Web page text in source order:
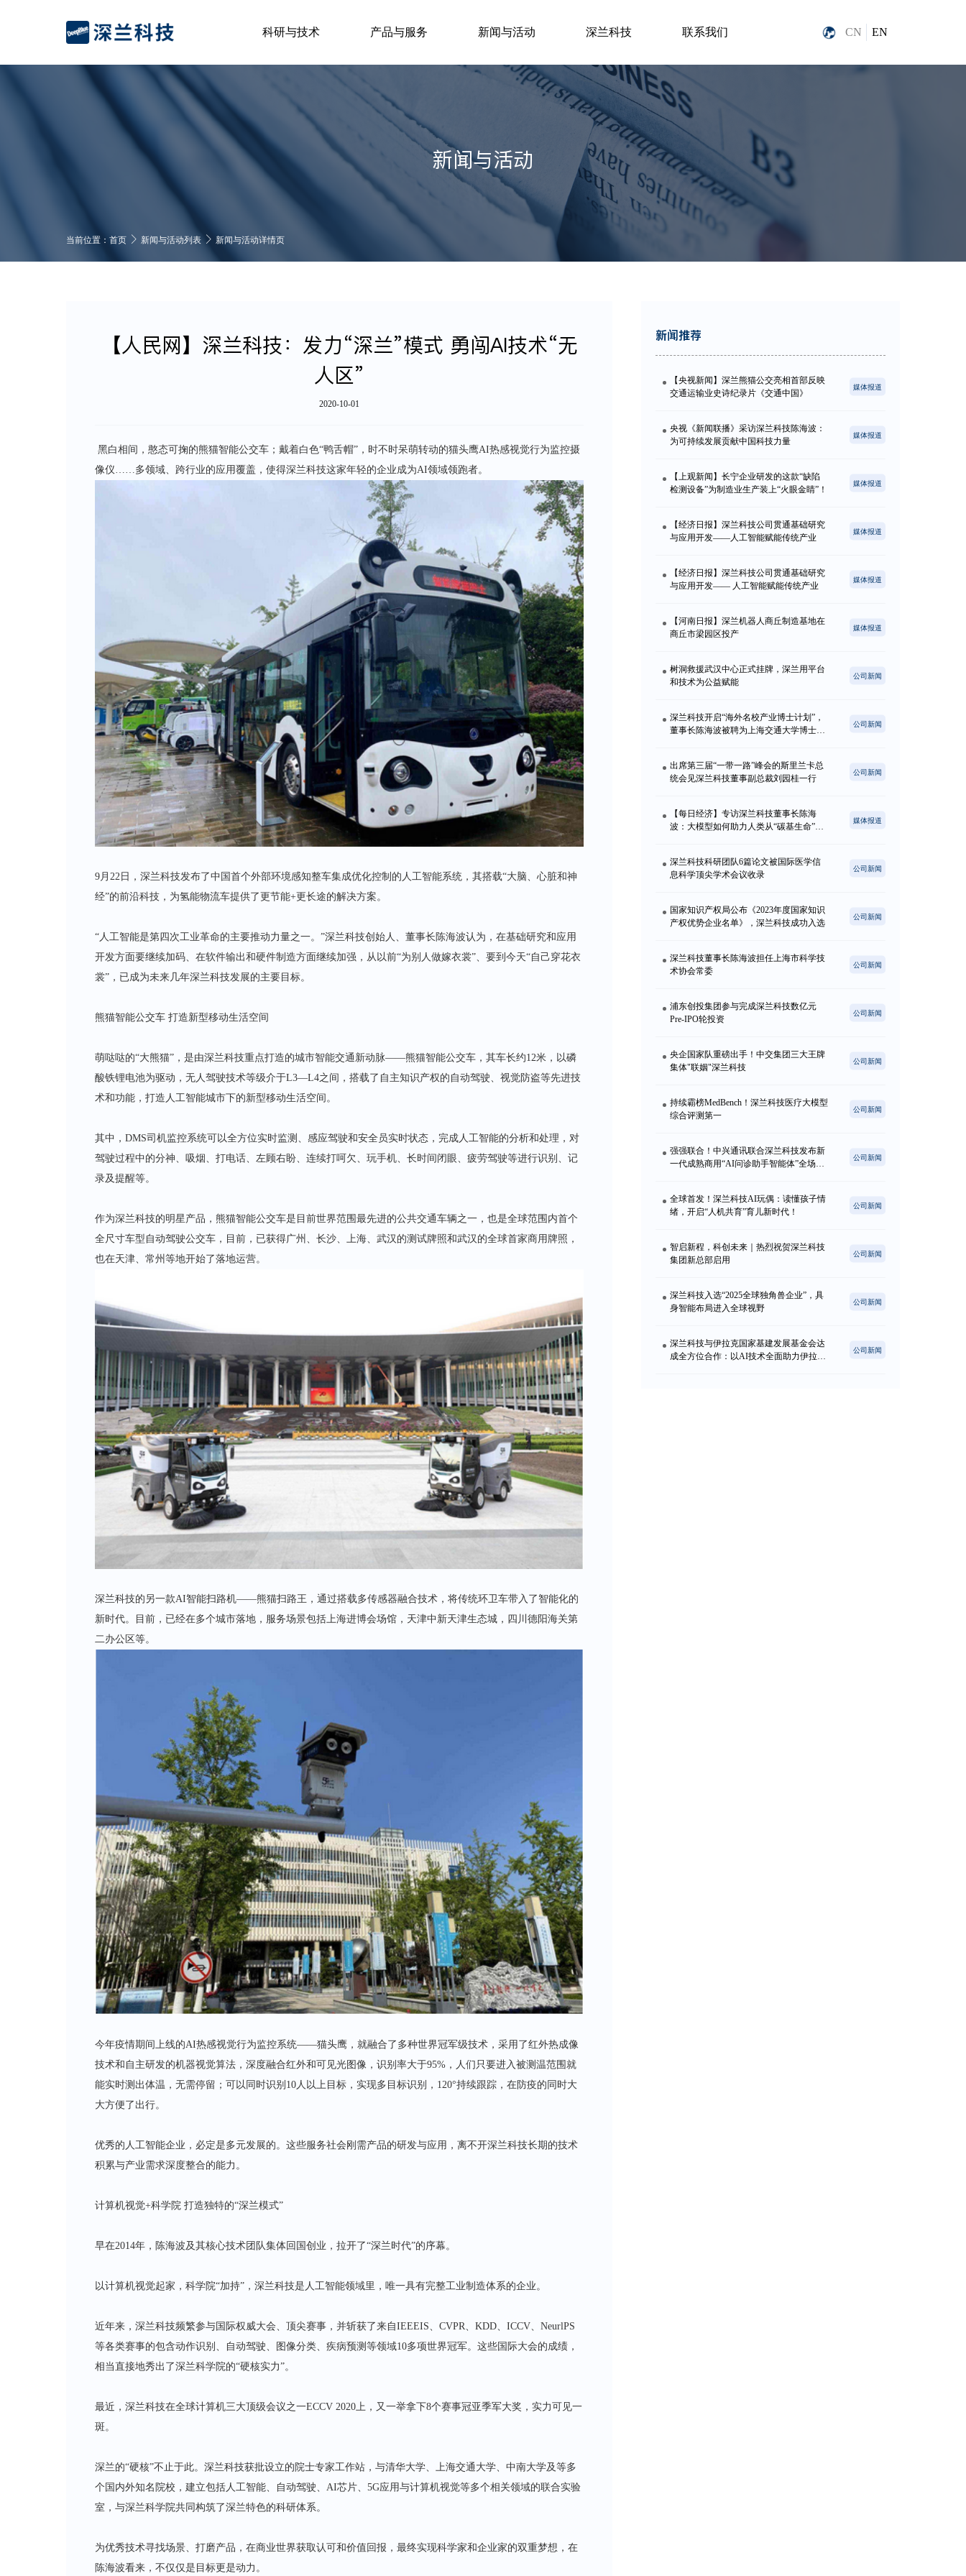
科研与技术 产品与服务 新闻与活动 深兰科技 联系我们 CN EN
新闻与活动
当前位置： 首页 新闻与活动列表 新闻与活动详情页
【人民网】深兰科技：发力“深兰”模式 勇闯AI技术“无
人区”
2020-10-01
黑白相间，憨态可掬的熊猫智能公交车；戴着白色“鸭舌帽”，时不时呆萌转动的猫头鹰AI热感视觉行为监控摄
像仪……多领域、跨行业的应用覆盖，使得深兰科技这家年轻的企业成为AI领域领跑者。
9月22日，深兰科技发布了中国首个外部环境感知整车集成优化控制的人工智能系统，其搭载“大脑、心脏和神
经”的前沿科技，为氢能物流车提供了更节能+更长途的解决方案。
“人工智能是第四次工业革命的主要推动力量之一。”深兰科技创始人、董事长陈海波认为，在基础研究和应用
开发方面要继续加码、在软件输出和硬件制造方面继续加强，从以前“为别人做嫁衣裳”、要到今天“自己穿花衣
裳”，已成为未来几年深兰科技发展的主要目标。
熊猫智能公交车 打造新型移动生活空间
萌哒哒的“大熊猫”，是由深兰科技重点打造的城市智能交通新动脉——熊猫智能公交车，其车长约12米，以磷
酸铁锂电池为驱动，无人驾驶技术等级介于L3—L4之间，搭载了自主知识产权的自动驾驶、视觉防盗等先进技
术和功能，打造人工智能城市下的新型移动生活空间。
其中，DMS司机监控系统可以全方位实时监测、感应驾驶和安全员实时状态，完成人工智能的分析和处理，对
驾驶过程中的分神、吸烟、打电话、左顾右盼、连续打呵欠、玩手机、长时间闭眼、疲劳驾驶等进行识别、记
录及提醒等。
作为深兰科技的明星产品，熊猫智能公交车是目前世界范围最先进的公共交通车辆之一，也是全球范围内首个
全尺寸车型自动驾驶公交车，目前，已获得广州、长沙、上海、武汉的测试牌照和武汉的全球首家商用牌照，
也在天津、常州等地开始了落地运营。
深兰科技的另一款AI智能扫路机——熊猫扫路王，通过搭载多传感器融合技术，将传统环卫车带入了智能化的
新时代。目前，已经在多个城市落地，服务场景包括上海进博会场馆，天津中新天津生态城，四川德阳海关第
二办公区等。
今年疫情期间上线的AI热感视觉行为监控系统——猫头鹰，就融合了多种世界冠军级技术，采用了红外热成像
技术和自主研发的机器视觉算法，深度融合红外和可见光图像，识别率大于95%，人们只要进入被测温范围就
能实时测出体温，无需停留；可以同时识别10人以上目标，实现多目标识别，120°持续跟踪，在防疫的同时大
大方便了出行。
优秀的人工智能企业，必定是多元发展的。这些服务社会刚需产品的研发与应用，离不开深兰科技长期的技术
积累与产业需求深度整合的能力。
计算机视觉+科学院 打造独特的“深兰模式”
早在2014年，陈海波及其核心技术团队集体回国创业，拉开了“深兰时代”的序幕。
以计算机视觉起家，科学院“加持”，深兰科技是人工智能领域里，唯一具有完整工业制造体系的企业。
近年来，深兰科技频繁参与国际权威大会、顶尖赛事，并斩获了来自IEEEIS、CVPR、KDD、ICCV、NeurlPS
等各类赛事的包含动作识别、自动驾驶、图像分类、疾病预测等领域10多项世界冠军。这些国际大会的成绩，
相当直接地秀出了深兰科学院的“硬核实力”。
最近，深兰科技在全球计算机三大顶级会议之一ECCV 2020上，又一举拿下8个赛事冠亚季军大奖，实力可见一
斑。
深兰的“硬核”不止于此。深兰科技获批设立的院士专家工作站，与清华大学、上海交通大学、中南大学及等多
个国内外知名院校，建立包括人工智能、自动驾驶、AI芯片、5G应用与计算机视觉等多个相关领域的联合实验
室，与深兰科学院共同构筑了深兰特色的科研体系。
为优秀技术寻找场景、打磨产品，在商业世界获取认可和价值回报，最终实现科学家和企业家的双重梦想，在
陈海波看来，不仅仅是目标更是动力。
新闻推荐
【央视新闻】深兰熊猫公交亮相首部反映
交通运输业史诗纪录片《交通中国》
媒体报道
央视《新闻联播》采访深兰科技陈海波：
为可持续发展贡献中国科技力量
媒体报道
【上观新闻】长宁企业研发的这款“缺陷
检测设备”为制造业生产装上“火眼金睛”！
媒体报道
【经济日报】深兰科技公司贯通基础研究
与应用开发——人工智能赋能传统产业
媒体报道
【经济日报】深兰科技公司贯通基础研究
与应用开发—— 人工智能赋能传统产业
媒体报道
【河南日报】深兰机器人商丘制造基地在
商丘市梁园区投产
媒体报道
树洞救援武汉中心正式挂牌，深兰用平台
和技术为公益赋能
公司新闻
深兰科技开启“海外名校产业博士计划”，
董事长陈海波被聘为上海交通大学博士生
公司新闻
出席第三届“一带一路”峰会的斯里兰卡总
统会见深兰科技董事副总裁刘园桂一行
公司新闻
【每日经济】专访深兰科技董事长陈海
波：大模型如何助力人类从“碳基生命”走
媒体报道
深兰科技科研团队6篇论文被国际医学信
息科学顶尖学术会议收录
公司新闻
国家知识产权局公布《2023年度国家知识
产权优势企业名单》，深兰科技成功入选
公司新闻
深兰科技董事长陈海波担任上海市科学技
术协会常委
公司新闻
浦东创投集团参与完成深兰科技数亿元
Pre-IPO轮投资
公司新闻
央企国家队重磅出手！中交集团三大王牌
集体"联姻"深兰科技
公司新闻
持续霸榜MedBench！深兰科技医疗大模型
综合评测第一
公司新闻
强强联合！中兴通讯联合深兰科技发布新
一代成熟商用“AI问诊助手智能体”全场景
公司新闻
全球首发！深兰科技AI玩偶：读懂孩子情
绪，开启“人机共育”育儿新时代！
公司新闻
智启新程，科创未来｜热烈祝贺深兰科技
集团新总部启用
公司新闻
深兰科技入选“2025全球独角兽企业”，具
身智能布局进入全球视野
公司新闻
深兰科技与伊拉克国家基建发展基金会达
成全方位合作：以AI技术全面助力伊拉克
公司新闻